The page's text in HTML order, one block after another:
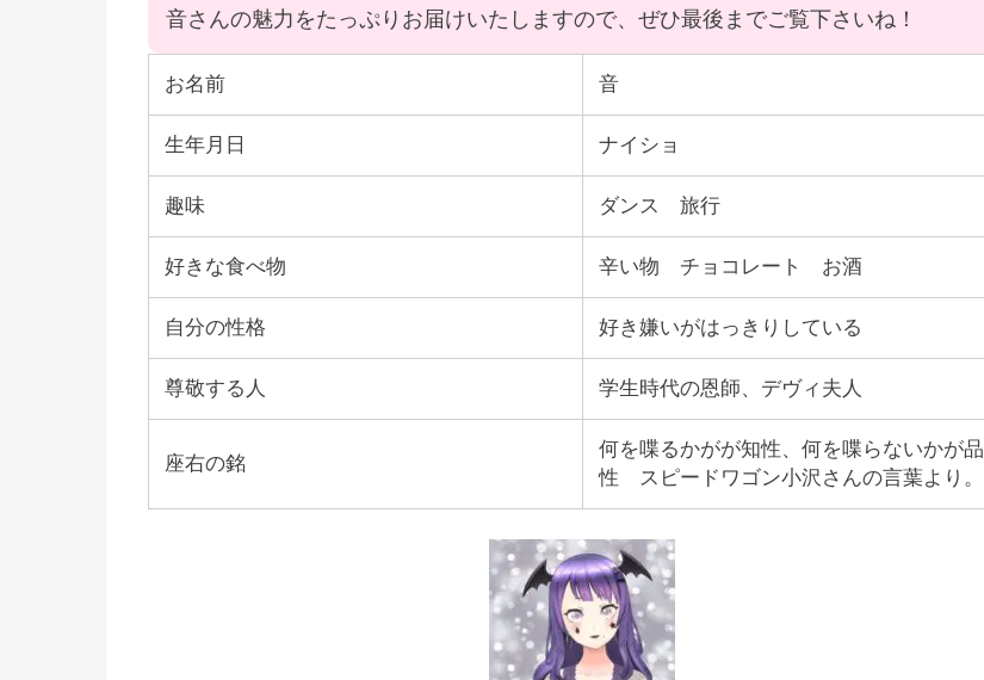
音さんの魅力をたっぷりお届けいたしますので、ぜひ最後までご覧下さいね！
お名前 音
生年月日 ナイショ
趣味 ダンス 旅行
好きな食べ物 辛い物 チョコレート お酒
自分の性格 好き嫌いがはっきりしている
尊敬する人 学生時代の恩師、デヴィ夫人
座右の銘
何を喋るかがが知性、何を喋らないかが品
性 スピードワゴン小沢さんの言葉より。